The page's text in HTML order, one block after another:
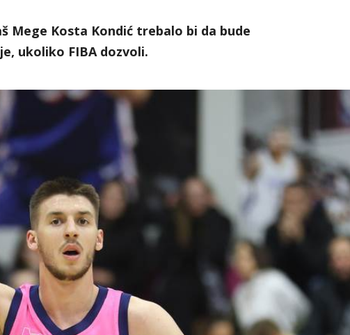
Mege Kosta Kondić trebalo bi da bude
ukoliko FIBA dozvoli.